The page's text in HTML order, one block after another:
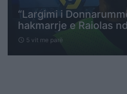
“Largimi i
hakmarrje e Raiolas
schedule 5 vit me parë